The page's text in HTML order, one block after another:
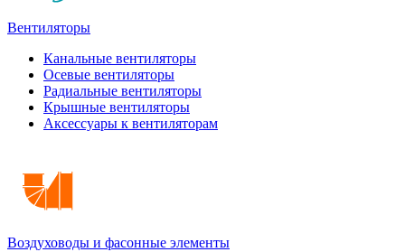
Вентиляторы
Канальные вентиляторы
Осевые вентиляторы
Радиальные вентиляторы
Крышные вентиляторы
Аксессуары к вентиляторам
Воздуховоды и фасонные элементы